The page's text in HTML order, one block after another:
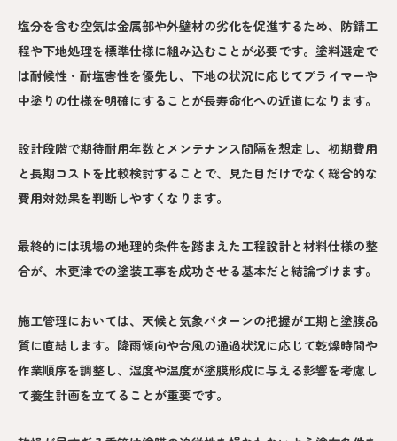
塩分を含む空気は金属部や外壁材の劣化を促進するため、防錆工
程や下地処理を標準仕様に組み込むことが必要です。塗料選定で
は耐候性・耐塩害性を優先し、下地の状況に応じてプライマーや
中塗りの仕様を明確にすることが長寿命化への近道になります。
設計段階で期待耐用年数とメンテナンス間隔を想定し、初期費用
と長期コストを比較検討することで、見た目だけでなく総合的な
費用対効果を判断しやすくなります。
最終的には現場の地理的条件を踏まえた工程設計と材料仕様の整
合が、木更津での塗装工事を成功させる基本だと結論づけます。
施工管理においては、天候と気象パターンの把握が工期と塗膜品
質に直結します。降雨傾向や台風の通過状況に応じて乾燥時間や
作業順序を調整し、湿度や温度が塗膜形成に与える影響を考慮し
て養生計画を立てることが重要です。